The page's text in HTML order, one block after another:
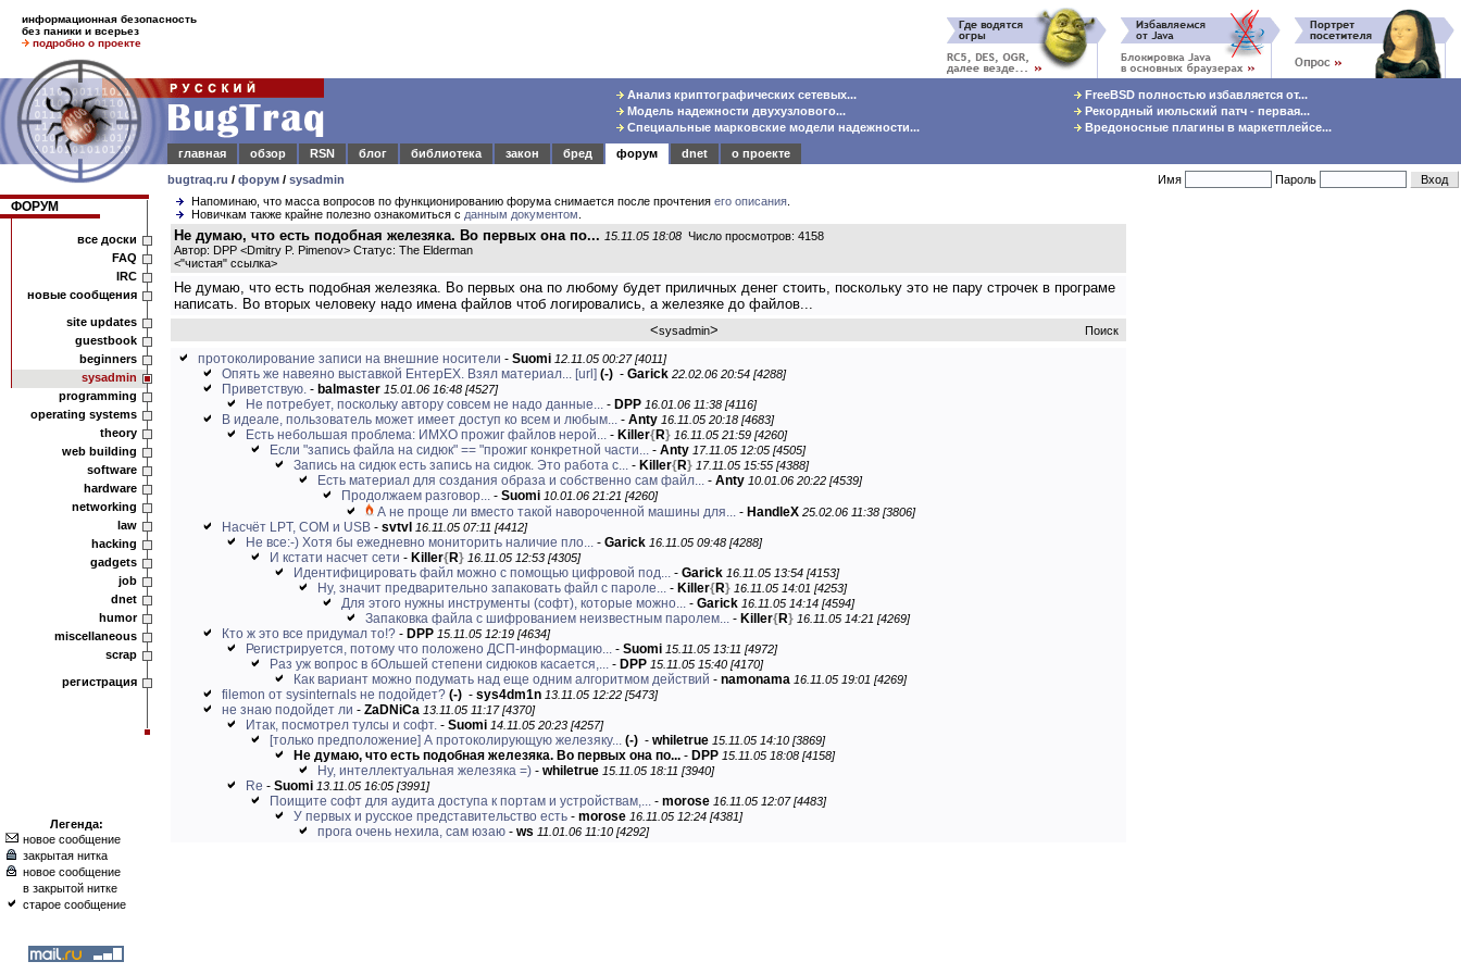
информационная безопасность
без паники и всерьез
подробно о проекте
Анализ криптографических сетевых...
Модель надежности двухузлового...
Специальные марковские модели надежности...
FreeBSD полностью избавляется от...
Рекордный июльский патч - первая...
Вредоносные плагины в маркетплейсе...
главная
обзор RSN блог библиотека закон бред форум dnet
о проекте
bugtraq.ru / форум / sysadmin Имя Пароль
ФОРУМ
все доски
FAQ
IRC
новые сообщения
site updates
guestbook
beginners
sysadmin
programming
operating systems
theory
web building
software
hardware
networking
law
hacking
gadgets
job
dnet
humor
miscellaneous
scrap
регистрация
Легенда:
новое сообщение
закрытая нитка
новое сообщение
в закрытой нитке
старое сообщение
Напоминаю, что масса вопросов по функционированию форума снимается после прочтения его описания
Новичкам также крайне полезно ознакомиться с данным документом
Не думаю, что есть подобная железяка. Во первых она по... 15.11.05 18:08 Число просмотров: 4158
Автор: DPP <Dmitry P. Pimenov> Статус: The Elderman
<"чистая" ссылка>
Не думаю, что есть подобная железяка. Во первых она по любому будет приличных денег стоить, поскольку это не пару строчек в програме
написать. Во вторых человеку надо имена файлов чтоб логировались, а железяке до файлов...
<sysadmin> Поиск
протоколирование записи на внешние носители - Suomi 12.11.05 00:27 [4011]
Опять же навеяно выставкой ЕнтерЕХ. Взял материал... [url] (-) - Garick 22.02.06 20:54 [4288]
Приветствую. - balmaster 15.01.06 16:48 [4527]
Не потребует, поскольку автору совсем не надо данные... - DPP 16.01.06 11:38 [4116]
В идеале, пользователь может имеет доступ ко всем и любым... - Anty 16.11.05 20:18 [4683]
Есть небольшая проблема: ИМХО прожиг файлов нерой... - Killer{R} 16.11.05 21:59 [4260]
Если "запись файла на сидюк" == "прожиг конкретной части... - Anty 17.11.05 12:05 [4505]
Запись на сидюк есть запись на сидюк. Это работа с... - Killer{R} 17.11.05 15:55 [4388]
Есть материал для создания образа и собственно сам файл... - Anty 10.01.06 20:22 [4539]
Продолжаем разговор... - Suomi 10.01.06 21:21 [4260]
А не проще ли вместо такой навороченной машины для... - HandleX 25.02.06 11:38 [3806]
Насчёт LPT, COM и USB - svtvl 16.11.05 07:11 [4412]
Не все:-) Хотя бы ежедневно мониторить наличие пло... - Garick 16.11.05 09:48 [4288]
И кстати насчет сети - Killer{R} 16.11.05 12:53 [4305]
Идентифицировать файл можно с помощью цифровой под... - Garick 16.11.05 13:54 [4153]
Ну, значит предварительно запаковать файл с пароле... - Killer{R} 16.11.05 14:01 [4253]
Для этого нужны инструменты (софт), которые можно... - Garick 16.11.05 14:14 [4594]
Запаковка файла с шифрованием неизвестным паролем... - Killer{R} 16.11.05 14:21 [4269]
Кто ж это все придумал то!? - DPP 15.11.05 12:19 [4634]
Регистрируется, потому что положено ДСП-информацию... - Suomi 15.11.05 13:11 [4972]
Раз уж вопрос в бОльшей степени сидюков касается,... - DPP 15.11.05 15:40 [4170]
Как вариант можно подумать над еще одним алгоритмом действий - namonama 16.11.05 19:01 [4269]
filemon от sysinternals не подойдет? (-) - sys4dm1n 13.11.05 12:22 [5473]
не знаю подойдет ли - ZaDNiCa 13.11.05 11:17 [4370]
Итак, посмотрел тулсы и софт. - Suomi 14.11.05 20:23 [4257]
[только предположение] А протоколирующую железяку... (-) - whiletrue 15.11.05 14:10 [3869]
Не думаю, что есть подобная железяка. Во первых она по... - DPP 15.11.05 18:08 [4158]
Ну, интеллектуальная железяка =) - whiletrue 15.11.05 18:11 [3940]
Re - Suomi 13.11.05 16:05 [3991]
Поищите софт для аудита доступа к портам и устройствам,... - morose 16.11.05 12:07 [4483]
У первых и русское представительство есть - morose 16.11.05 12:24 [4381]
прога очень нехила, сам юзаю - ws 11.01.06 11:10 [4292]